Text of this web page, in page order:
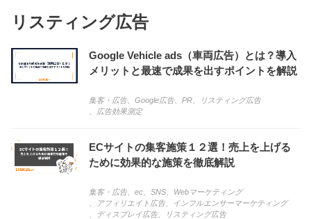
リスティング広告
Google Vehicle ads（車両広告）とは？導入
メリットと最速で成果を出すポイントを解説
集客・広告、 Google広告、 PR
リスティング広告
広告効果測定
ECサイトの集客施策１２選！売上を上げる
ために効果的な施策を徹底解説
集客・広告、 ec SNS
Webマーケティング
アフィリエイト広告、
インフルエンサーマーケティング
ディスプレイ広告、 リスティング広告